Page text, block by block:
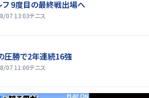
フ 9度目の最終戦出場へ
07 13:03テニス
圧勝で2年連続16強
07 11:00テニス